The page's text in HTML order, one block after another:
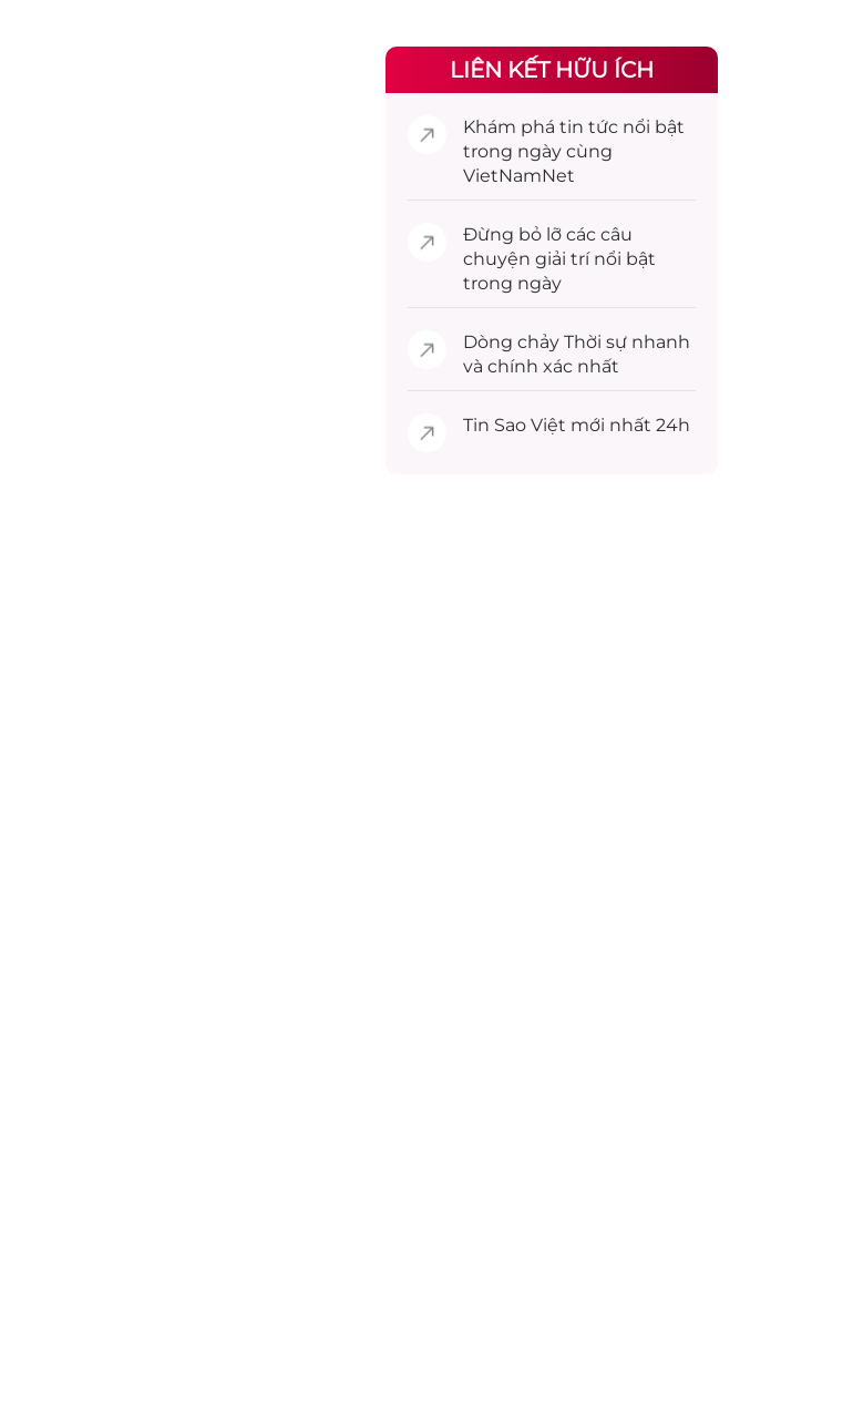
LIÊN KẾT HỮU ÍCH
Khám phá tin tức nổi bật
trong ngày cùng
VietNamNet
Đừng bỏ lỡ các câu
chuyện giải trínổi bật
trong ngày
Dòng chảy Thời sự nhanh
và chính xác nhất
Tin Sao Việt mới nhất 24h